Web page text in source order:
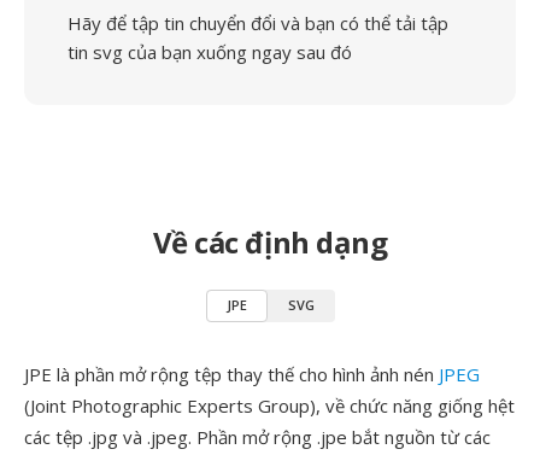
Hãy để tập tin chuyển đổi và bạn có thể tải tập
tin svg của bạn xuống ngay sau đó
Về các định dạng
JPE SVG
JPE là phần mở rộng tệp thay thế cho hình ảnh nén JPEG
(Joint Photographic Experts Group), về chức năng giống hệt
các tệp .jpg và .jpeg. Phần mở rộng .jpe bắt nguồn từ các